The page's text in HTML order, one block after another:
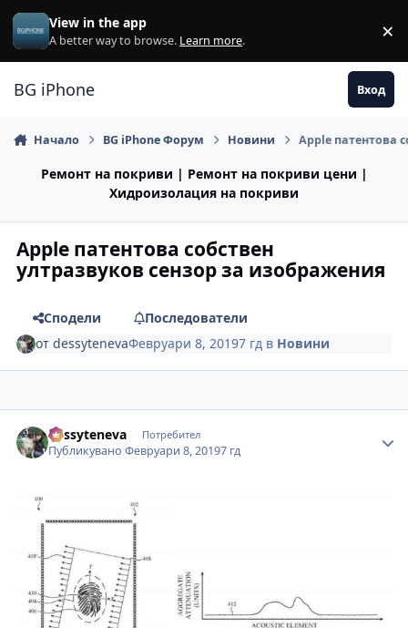
Премини към съдържанието
View in the app
A better way to browse. Learn more. ×
BG iPhone Вход
Начало BG iPhone Форум Новини Apple патентова
Ремонт на покриви | Ремонт на покриви цени |
Хидроизолация на покриви
Apple патентова собствен
ултразвуков сензор за изображения
Сподели
Последователи
отdessytenevaФевруари 8, 20197 гд в Новини
dessyteneva Потребител
ПубликуваноФевруари 8, 20197 гд